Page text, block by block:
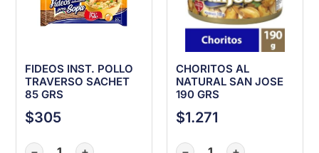
FIDEOS INST. POLLO
TRAVERSO SACHET
85 GRS
$305
CHORITOS AL
NATURAL SAN JOSE
190 GRS
$1.271